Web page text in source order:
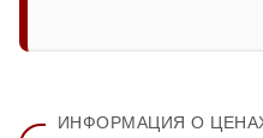
ИНФОРМАЦИЯ О